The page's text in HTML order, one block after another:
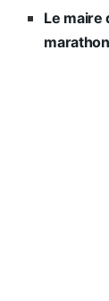
Le maire